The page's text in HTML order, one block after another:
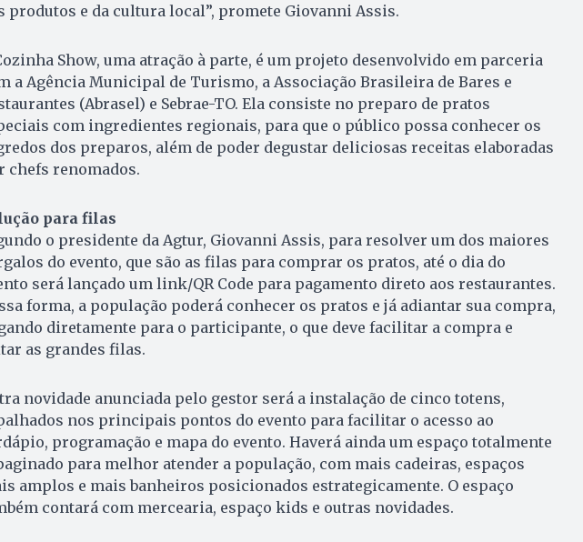
produtos e da cultura local”, promete Giovanni Assis.
Show, uma atração à parte, é um projeto desenvolvido em parceria
a Agência Municipal de Turismo, a Associação Brasileira de Bares e
(Abrasel) e Sebrae-TO. Ela consiste no preparo de pratos
com ingredientes regionais, para que o público possa conhecer os
dos preparos, além de poder degustar deliciosas receitas elaboradas
chefs renomados.
para filas
o presidente da Agtur, Giovanni Assis, para resolver um dos maiores
do evento, que são as filas para comprar os pratos, até o dia do
será lançado um link/QR Code para pagamento direto aos restaurantes.
forma, a população poderá conhecer os pratos e já adiantar sua compra,
diretamente para o participante, o que deve facilitar a compra e
as grandes filas.
novidade anunciada pelo gestor será a instalação de cinco totens,
nos principais pontos do evento para facilitar o acesso ao
programação e mapa do evento. Haverá ainda um espaço totalmente
para melhor atender a população, com mais cadeiras, espaços
amplos e mais banheiros posicionados estrategicamente. O espaço
contará com mercearia, espaço kids e outras novidades.